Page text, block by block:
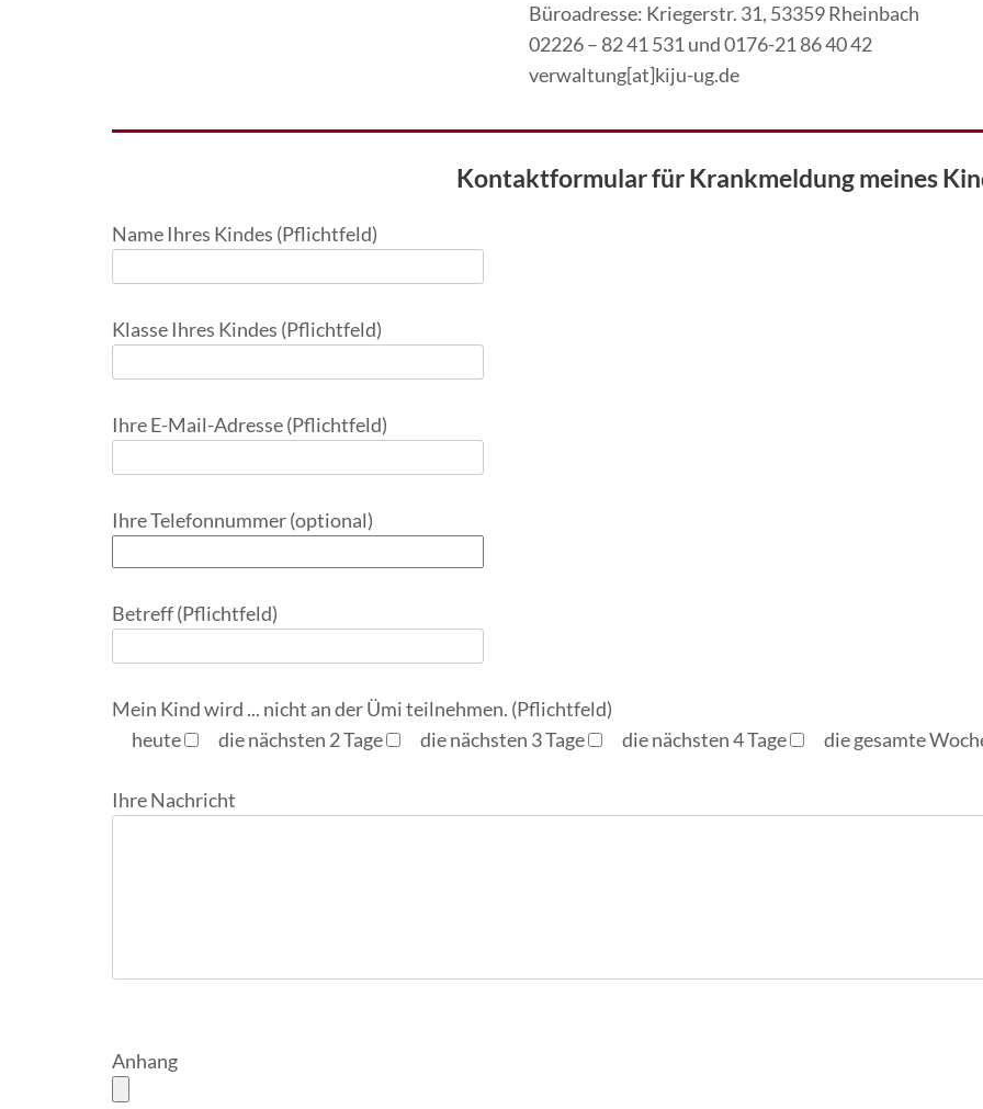
Büroadresse: Kriegerstr. 31, 53359 Rheinbach
02226 – 82 41 531 und 0176-21 86 40 42
verwaltung[at]kiju-ug.de
Kontaktformular für Krankmeldung meines
Name Ihres Kindes (Pflichtfeld)
Klasse Ihres Kindes (Pflichtfeld)
Ihre E-Mail-Adresse (Pflichtfeld)
Ihre Telefonnummer (optional)
Betreff (Pflichtfeld)
Mein Kind wird ... nicht an der Ümi teilnehmen. (Pflichtfeld)
heute
die nächsten 2 Tage die nächsten 3 Tage die nächsten 4 Tage die gesamte
Ihre Nachricht
Anhang